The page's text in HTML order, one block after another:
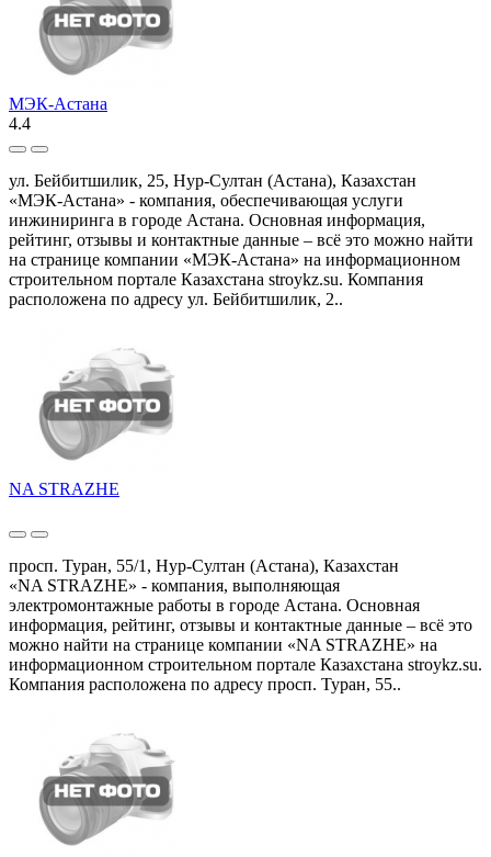
МЭК-Астана
4.4
ул. Бейбитшилик, 25, Нур-Султан (Астана), Казахстан
«МЭК-Астана» - компания, обеспечивающая услуги
инжиниринга в городе Астана. Основная информация,
рейтинг, отзывы и контактные данные – всё это можно найти
на странице компании «МЭК-Астана» на информационном
строительном портале Казахстана stroykz.su. Компания
расположена по адресу ул. Бейбитшилик, 2..
NA STRAZHE
просп. Туран, 55/1, Нур-Султан (Астана), Казахстан
«NA STRAZHE» - компания, выполняющая
электромонтажные работы в городе Астана. Основная
информация, рейтинг, отзывы и контактные данные – всё это
можно найти на странице компании «NA STRAZHE» на
информационном строительном портале Казахстана stroykz.su.
Компания расположена по адресу просп. Туран, 55..